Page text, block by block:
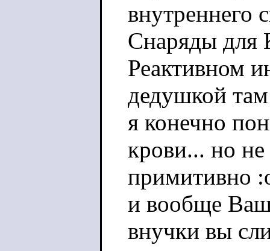
внутреннего
Снаряды для
Реактивном
дедушкой
я конечно
крови... но не
примитивно
и вообще Ваш
внучки вы